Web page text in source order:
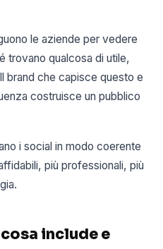
le aziende per vedere
trovano qualcosa di utile,
brand che capisce questo e
costruisce un pubblico
i social in modo coerente
più professionali, più
include e